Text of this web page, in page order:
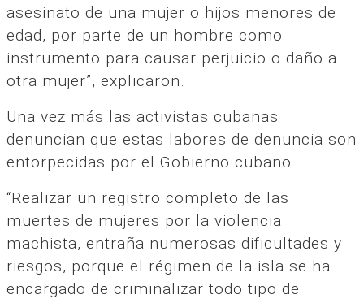
asesinato de una mujer o hijos menores de
edad, por parte de un hombre como
instrumento para causar perjuicio o daño a
otra mujer”, explicaron.
Una vez más las activistas cubanas
denuncian que estas labores de denuncia son
entorpecidas por el Gobierno cubano.
“Realizar un registro completo de las
muertes de mujeres por la violencia
machista, entraña numerosas dificultades y
riesgos, porque el régimen de la isla se ha
encargado de criminalizar todo tipo de